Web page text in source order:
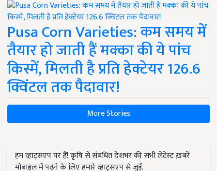
Pusa Corn Varieties: कम समय में
तैयार हो जाती हैं मक्का की ये पांच
किस्में, मिलती है प्रति हेक्टेयर 126.6
क्विंटल तक पैदावार!
More Stories
हम व्हाट्सएप पर हैं! कृषि से संबंधित देशभर की सभी लेटेस्ट ख़बरें
मोबाइल में पढ़ने के लिए हमारे व्हाट्सएप से जुड़ें.